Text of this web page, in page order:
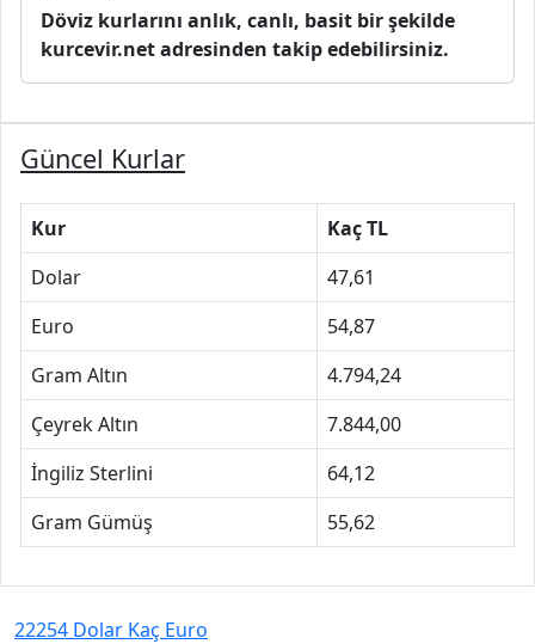
Döviz kurlarını anlık, canlı, basit bir şekilde
kurcevir.net adresinden takip edebilirsiniz.
Güncel Kurlar
Kur
Kaç TL
Dolar
47,61
Euro
54,87
Gram Altın
4.794,24
Çeyrek Altın
7.844,00
İngiliz Sterlini
64,12
Gram Gümüş
55,62
22254 Dolar Kaç Euro